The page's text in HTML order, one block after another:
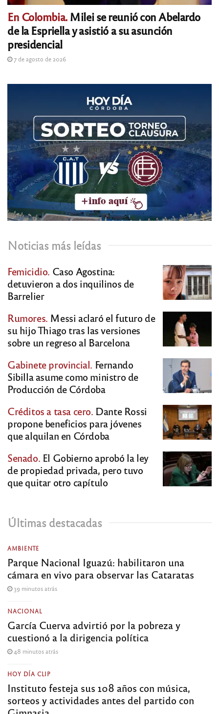
En Colombia.Milei se reunió con Abelardo
de la Espriella y asistió a su asunción
presidencial
7 de agosto de 2026
Noticias más leídas
Femicidio. Caso Agostina:
detuvieron a dos inquilinos de
Barrelier
Rumores. Messi aclaró el futuro de
su hijo Thiago tras las versiones
sobre un regreso al Barcelona
Gabinete provincial. Fernando
Sibilla asume como ministro de
Producción de Córdoba
Créditos a tasa cero. Dante Rossi
propone beneficios para jóvenes
que alquilan en Córdoba
Senado. El Gobierno aprobó la ley
de propiedad privada, pero tuvo
que quitar otro capítulo
Últimas destacadas
AMBIENTE
Parque Nacional Iguazú: habilitaron una
cámara en vivo para observar las Cataratas
39 minutos atrás
NACIONAL
García Cuerva advirtió por la pobreza y
cuestionó a la dirigencia política
48 minutos atrás
HOY DÍA CLIP
Instituto festeja sus 108 años con música,
sorteos y actividades antes del partido con